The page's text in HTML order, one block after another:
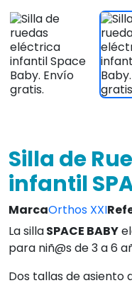
Silla de
infantil
MarcaOrthos XXI
La sillaSPACE BABY
para niñ@s de 3 a 6
Dos tallas de asiento